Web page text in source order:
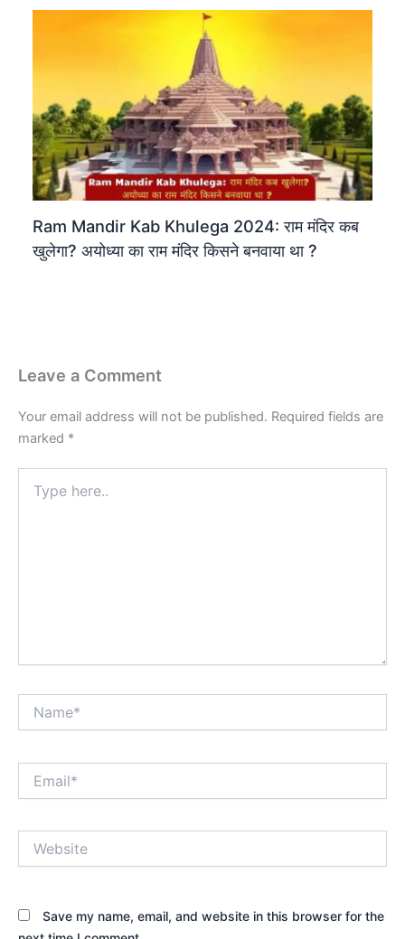
Ram Mandir Kab Khulega 2024: राम मंदिर कब
खुलेगा? अयोध्या का राम मंदिर किसने बनवाया था ?
Leave a Comment
Your email address will not be published. Required fields are
marked *
here..
Save my name, email, and website in this browser for the